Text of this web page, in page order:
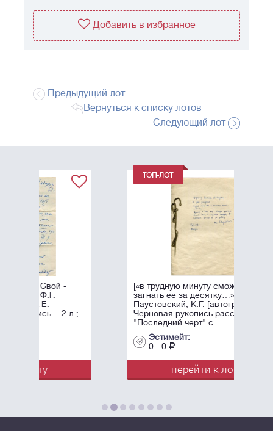
Добавить в избранное
Предыдущий лот
Вернуться к списку лотов
Следующий лот
[«в трудную минуту сможете
загнать ее за десятку…»]
Паустовский, К.Г. [автограф].
Черновая рукопись рассказа
"Последний черт" с ...
перейти к лоту